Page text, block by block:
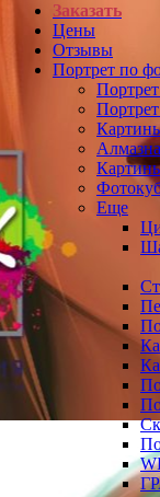
Заказать
Цены
Отзывы
Портрет по
Еще